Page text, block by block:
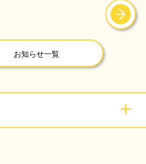
お知らせ一覧